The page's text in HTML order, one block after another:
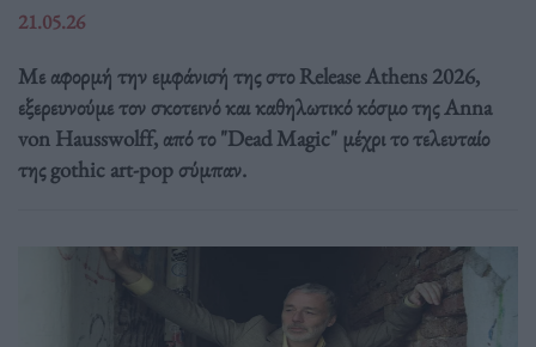
21.05.26
Με αφορμή την εμφάνισή της στο Release Athens 2026,
εξερευνούμε τον σκοτεινό και καθηλωτικό κόσμο της Anna
von Hausswolff, από το "Dead Magic" μέχρι το τελευταίο
της gothic art-pop σύμπαν.